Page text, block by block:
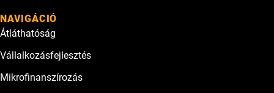
NAVIGÁCIÓ
Átláthatóság
Vállalkozásfejlesztés
Mikrofinanszírozás